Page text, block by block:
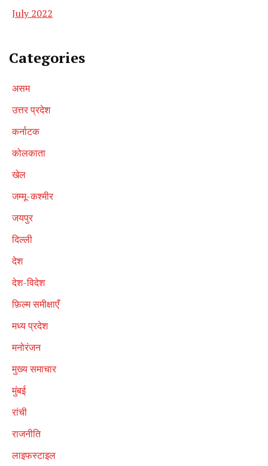
July 2022
Categories
असम
उत्तर प्रदेश
कर्नाटक
कोलकाता
खेल
जम्मू-कश्मीर
जयपुर
दिल्ली
देश
देश-विदेश
फ़िल्म समीक्षाएँ
मध्य प्रदेश
मनोरंजन
मुख्य समाचार
मुंबई
रांची
राजनीति
लाइफस्टाइल